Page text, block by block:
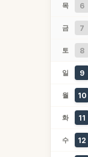
목 6
금 7
토 8
일 9
월 10
화 11
수 12